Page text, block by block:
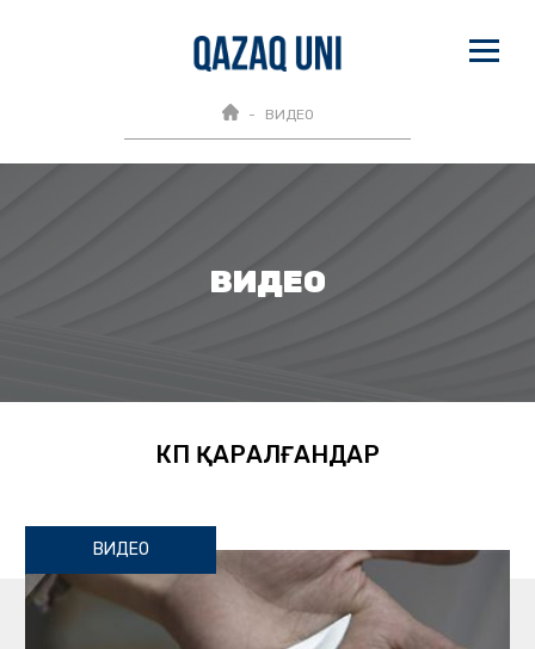
ВИДЕО
ВИДЕО
КӨП ҚАРАЛҒАНДАР
ВИДЕО